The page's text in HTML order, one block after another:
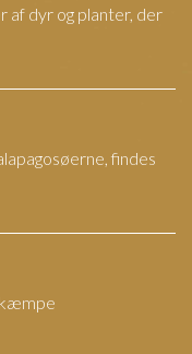
af dyr og planter, der
findes